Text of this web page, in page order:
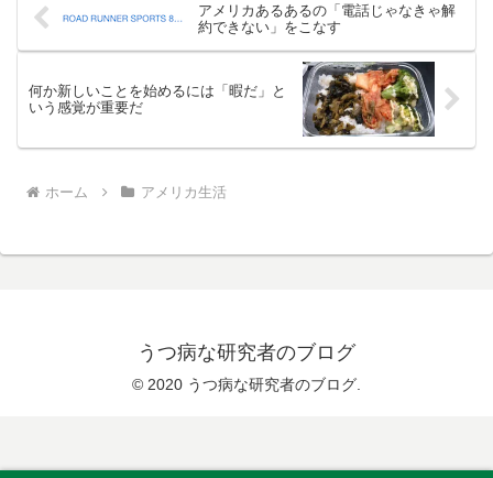
アメリカあるあるの「電話じゃなきゃ解
約できない」をこなす
何か新しいことを始めるには「暇だ」と
いう感覚が重要だ
ホーム アメリカ生活
うつ病な研究者のブログ
© 2020 うつ病な研究者のブログ.